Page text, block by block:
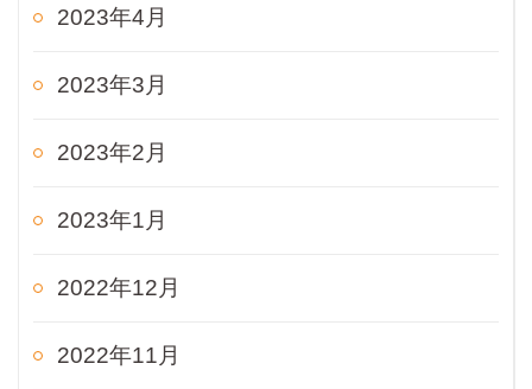
2023年4月
2023年3月
2023年2月
2023年1月
2022年12月
2022年11月